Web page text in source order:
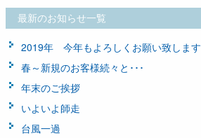
最新のお知らせ一覧
2019年 今年もよろしくお願い致します
春～新規のお客様続々と･･･
年末のご挨拶
いよいよ師走
台風一過